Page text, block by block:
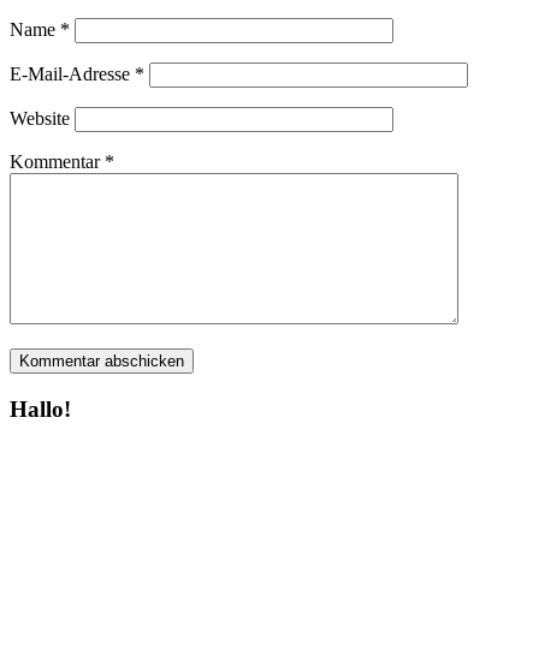
Name *
E-Mail-Adresse *
Website
Kommentar *
Hallo!